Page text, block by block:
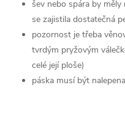
šev nebo spára by
se zajistila dostatečná
pozornost je třeba
tvrdým pryžovým
celé její ploše)
páska musí být